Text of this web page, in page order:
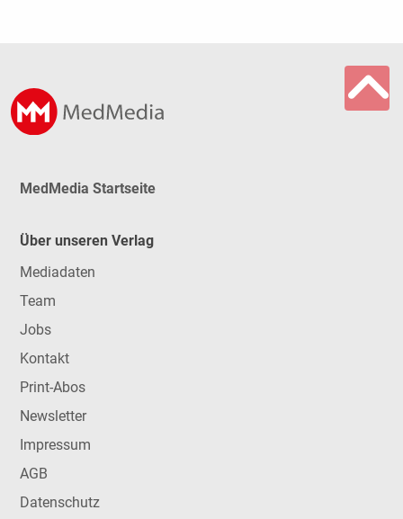
MedMedia Startseite
Über unseren Verlag
Mediadaten
Team
Jobs
Kontakt
Print-Abos
Newsletter
Impressum
AGB
Datenschutz